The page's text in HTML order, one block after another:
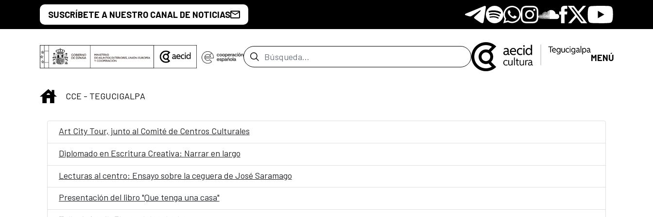
Saltar al contenido principal
SUSCRÍBETE A NUESTRO CANAL DE NOTICIAS Telegram
SpotifyWhatsapp
Instagram
Soundclore
Facebook
X Youtube
Barra de búsqueda MENÚ
INICIO
CCE - TEGUCIGALPA
Art City Tour, junto al Comité de Centros Culturales
Diplomado en Escritura Creativa: Narrar en largo
Lecturas al centro: Ensayo sobre la ceguera de José Saramago
Presentación del libro "Que tenga una casa"